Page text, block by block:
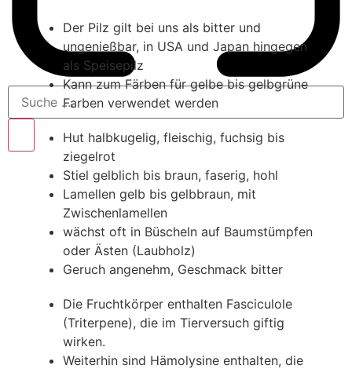
Der Pilz gilt bei uns als bitter und
ungenießbar, in USA und Japan hingegen
als Speisepilz
Kann zum Färben für gelbe bis gelbgrüne
Farben verwendet werden
Hut halbkugelig, fleischig, fuchsig bis
ziegelrot
Stiel gelblich bis braun, faserig, hohl
Lamellen gelb bis gelbbraun, mit
Zwischenlamellen
wächst oft in Büscheln auf Baumstümpfen
oder Ästen (Laubholz)
Geruch angenehm, Geschmack bitter
Die Fruchtkörper enthalten Fasciculole
(Triterpene), die im Tierversuch giftig
wirken.
Weiterhin sind Hämolysine enthalten, die